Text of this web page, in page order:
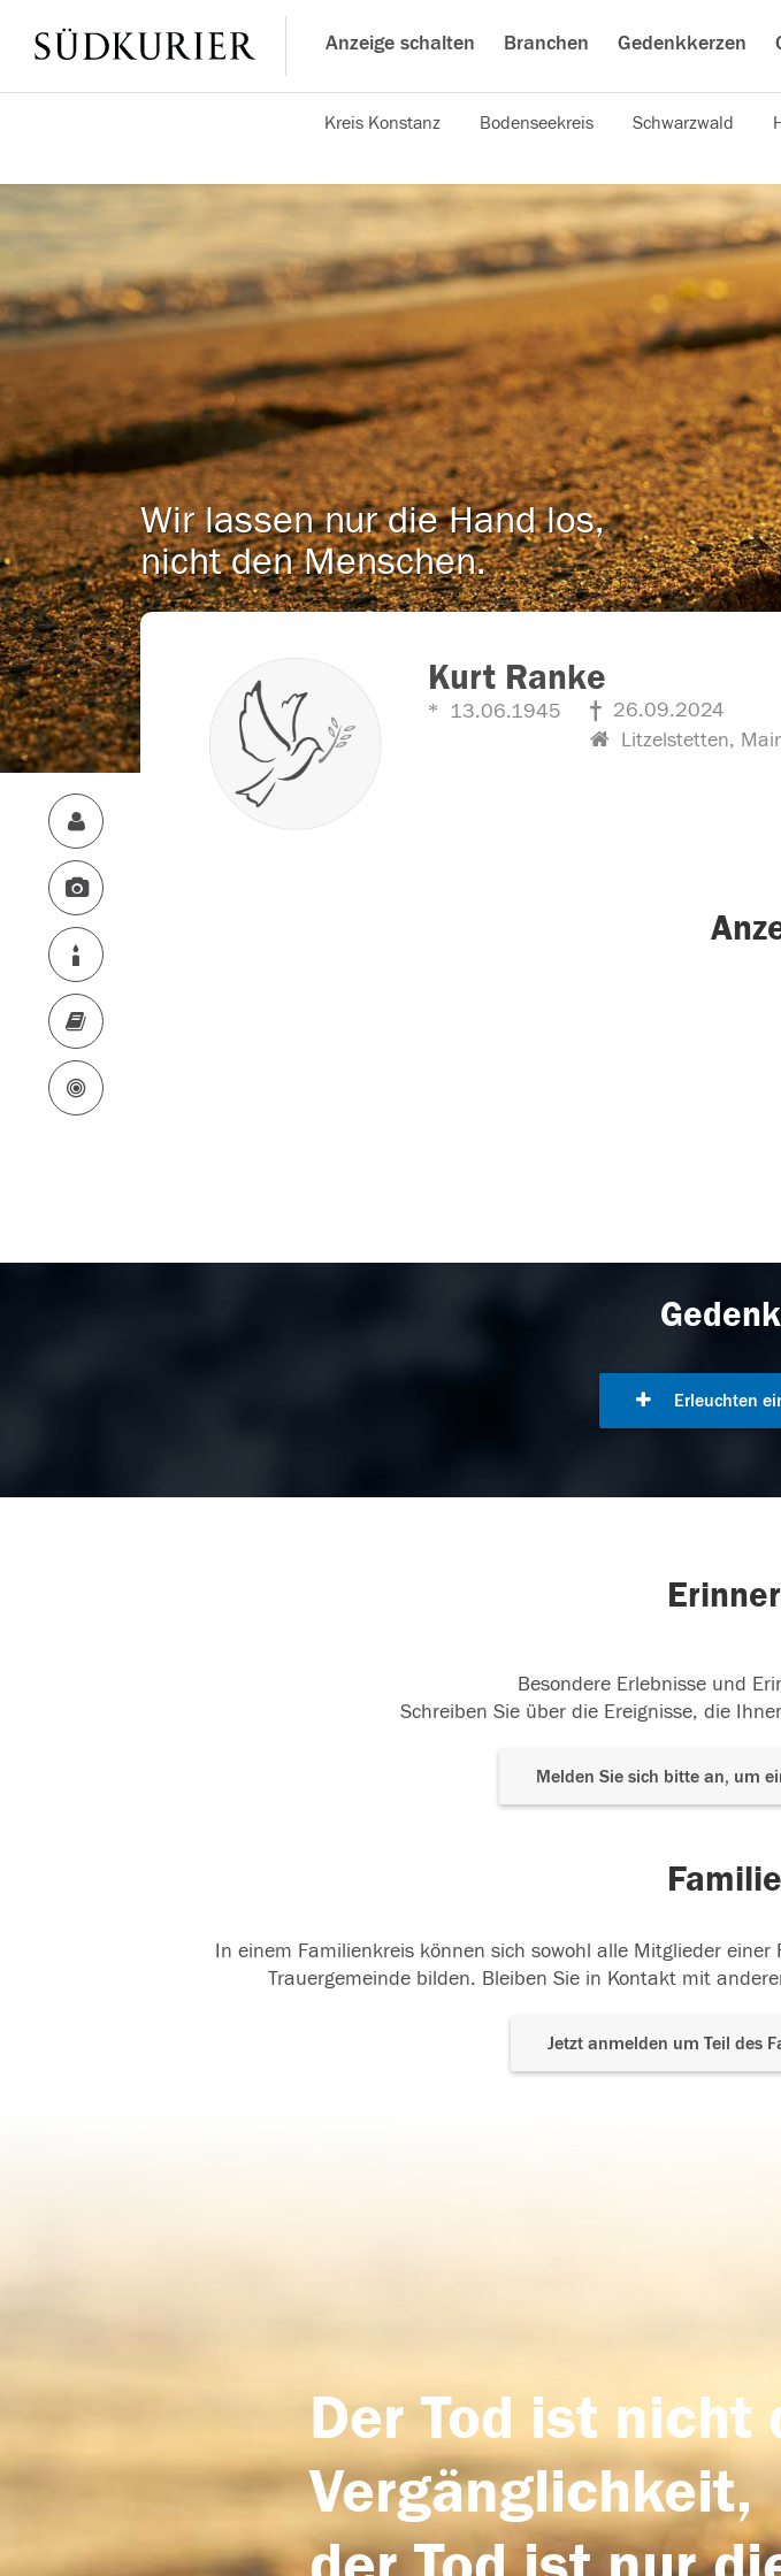
Anzeige schalten Branchen Gedenkkerzen
Kreis Konstanz Bodenseekreis Schwarzwald
Wir lassen nur die Hand los,
nicht den Menschen.
Kurt Ranke
13.06.1945
26.09.2024
Litzelstetten,
Erleuchten
Besondere Erlebnisse und
Schreiben Sie über die Ereignisse, die
Melden Sie sich bitte an, um
In einem Familienkreis können sich sowohl alle Mitglieder
Trauergemeinde bilden. Bleiben Sie in Kontakt mit
Jetzt anmelden um Teil des
Der Tod ist nicht
Vergänglichkeit,